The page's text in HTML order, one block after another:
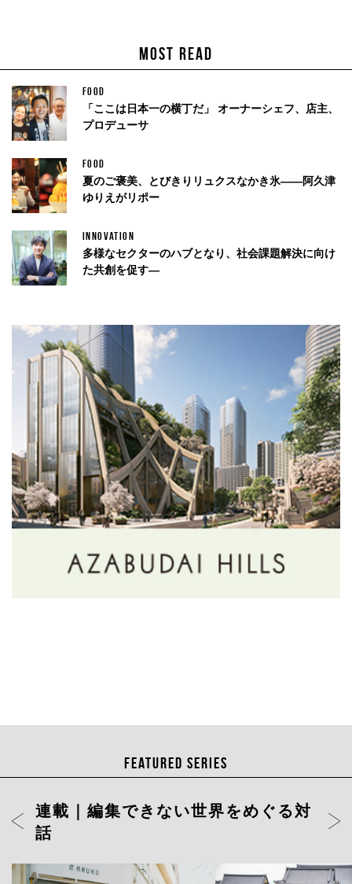
MOST READ
FOOD
「ここは日本一の横丁だ」 オーナーシェフ、店主、
プロデューサ
FOOD
夏のご褒美、とびきりリュクスなかき氷——阿久津
ゆりえがリポー
INNOVATION
多様なセクターのハブとなり、社会課題解決に向け
た共創を促す—
FEATURED SERIES
連載｜編集できない世界をめぐる対
話